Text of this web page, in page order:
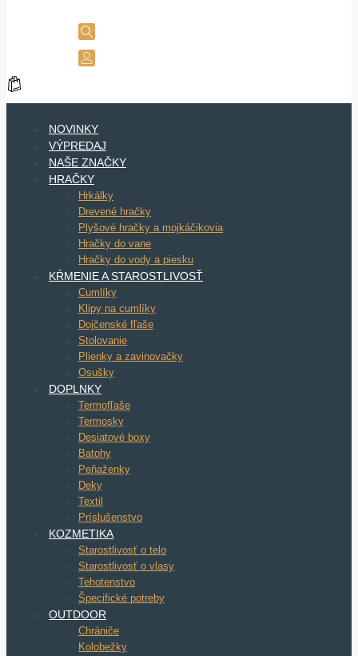
NOVINKY
VÝPREDAJ
NAŠE ZNAČKY
HRAČKY
Hrkálky
Drevené hračky
Plyšové hračky a mojkáčikovia
Hračky do vane
Hračky do vody a piesku
KŔMENIE A STAROSTLIVOSŤ
Cumlíky
Klipy na cumlíky
Dojčenské fľaše
Stolovanie
Plienky a zavinovačky
Osušky
DOPLNKY
Termofľaše
Termosky
Desiatové boxy
Batohy
Peňaženky
Deky
Textil
Príslušenstvo
KOZMETIKA
Starostlivosť o telo
Starostlivosť o vlasy
Tehotenstvo
Špecifické potreby
OUTDOOR
Chrániče
Kolobežky